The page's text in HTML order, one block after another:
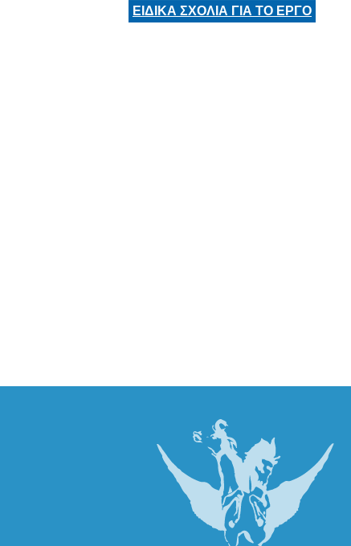
ΕΙΔΙΚΑ ΣΧΟΛΙΑ ΓΙΑ ΤΟ ΕΡΓΟ